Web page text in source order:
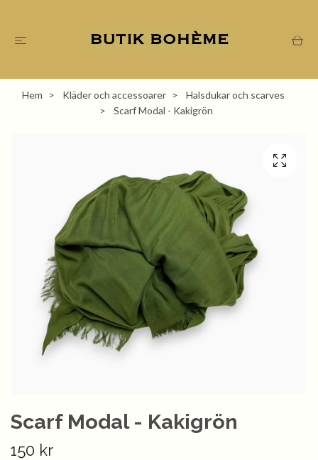
Hem Kläder och accessoarer
Halsdukar och scarves
Scarf Modal - Kakigrön
Scarf Modal - Kakigrön
150 kr